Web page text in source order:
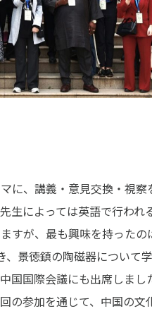
に、講義・意見交換・視察
によっては英語で行われ
すが、最も興味を持った
景徳鎮の陶磁器について
国国際会議にも出席しま
の参加を通じて、中国の